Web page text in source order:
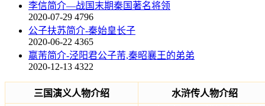
李信简介—战国末期秦国著名将领
2020-07-29 4796
公子扶苏简介-秦始皇长子
2020-06-22 4365
嬴芾简介-泾阳君公子芾,秦昭襄王的弟弟
2020-12-13 4322
三国演义人物介绍 水浒传人物介绍